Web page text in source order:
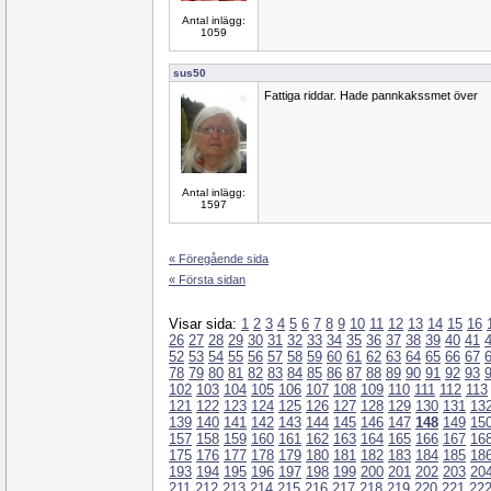
Antal inlägg:
1059
sus50
Antal inlägg:
1597
Fattiga riddar. Hade pannkakssmet över
« Föregående sida
« Första sidan
Visar sida: 1 2 3 4 5 6 7 8 9 10 11 12 13 14 15 16
26 27 28 29 30 31 32 33 34 35 36 37 38 39 40 41
52 53 54 55 56 57 58 59 60 61 62 63 64 65 66 67
78 79 80 81 82 83 84 85 86 87 88 89 90 91 92 93
102 103 104 105 106 107 108 109 110 111 112 113
121 122 123 124 125 126 127 128 129 130 131
139 140 141 142 143 144 145 146 147 148 149
157 158 159 160 161 162 163 164 165 166 167
175 176 177 178 179 180 181 182 183 184 185
193 194 195 196 197 198 199 200 201 202 203